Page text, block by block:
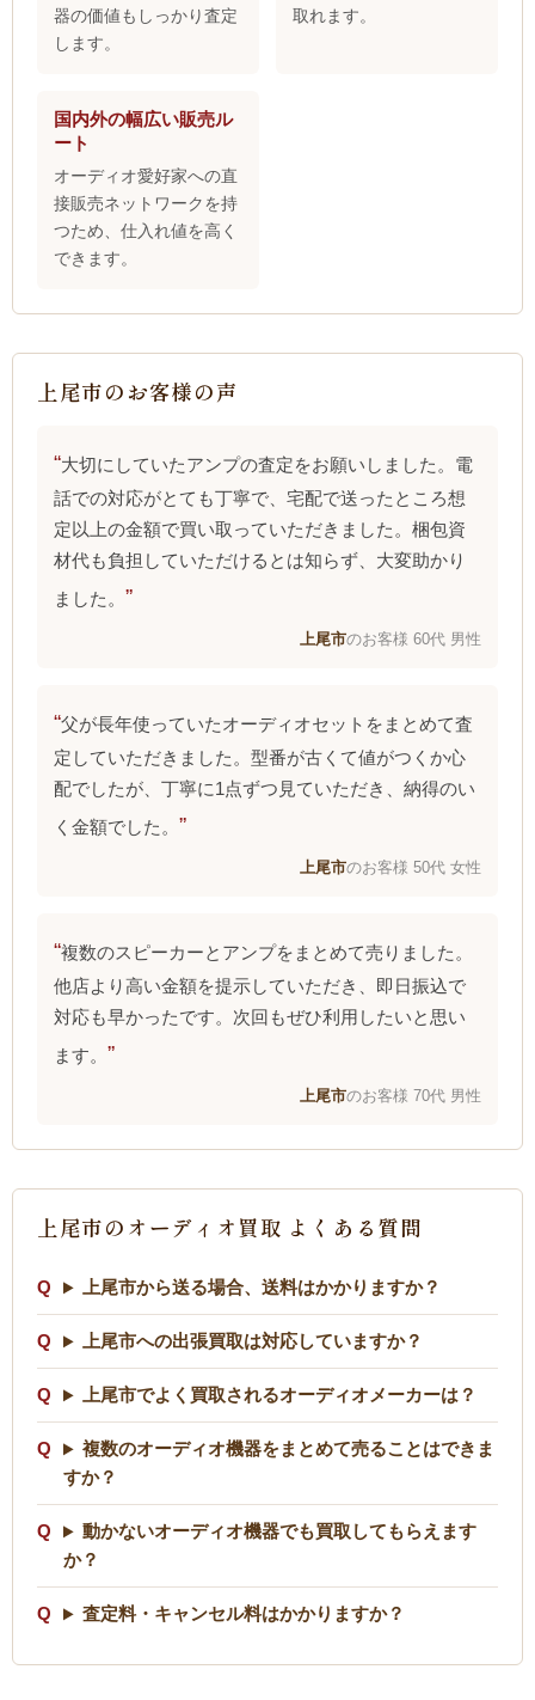
器の価値もしっかり査定
します。
取れます。
国内外の幅広い販売ル
ート
オーディオ愛好家への直
接販売ネットワークを持
つため、仕入れ値を高く
できます。
上尾市のお客様の声
大切にしていたアンプの査定をお願いしました。電
話での対応がとても丁寧で、宅配で送ったところ想
定以上の金額で買い取っていただきました。梱包資
材代も負担していただけるとは知らず、大変助かり
ました。
上尾市のお客様 60代 男性
父が長年使っていたオーディオセットをまとめて査
定していただきました。型番が古くて値がつくか心
配でしたが、丁寧に1点ずつ見ていただき、納得のい
く金額でした。
上尾市のお客様 50代 女性
複数のスピーカーとアンプをまとめて売りました。
他店より高い金額を提示していただき、即日振込で
対応も早かったです。次回もぜひ利用したいと思い
ます。
上尾市のお客様 70代 男性
上尾市のオーディオ買取 よくある質問
上尾市から送る場合、送料はかかりますか？
上尾市への出張買取は対応していますか？
上尾市でよく買取されるオーディオメーカーは？
複数のオーディオ機器をまとめて売ることはできま
すか？
動かないオーディオ機器でも買取してもらえます
か？
査定料・キャンセル料はかかりますか？